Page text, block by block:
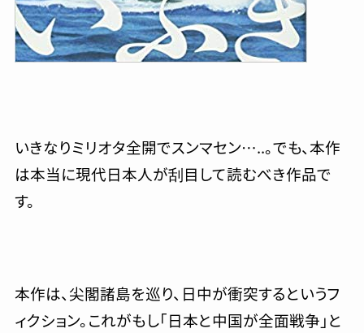
いきなりミリオタ全開でスンマセン…..。でも、本作
は本当に現代日本人が刮目して読むべき作品で
す。
本作は、尖閣諸島を巡り、日中が衝突するというフ
ィクション。これがもし「日本と中国が全面戦争」と